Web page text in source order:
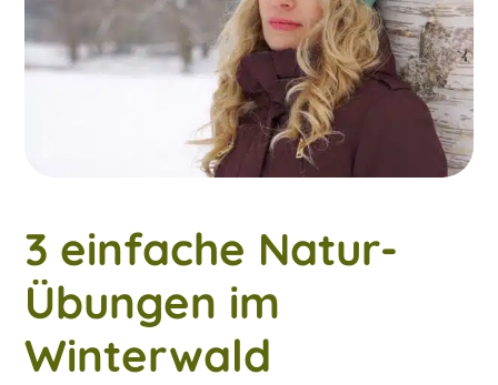
3 einfache Natur-
Übungen im
Winterwald